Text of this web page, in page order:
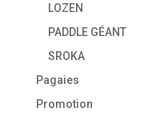
LOZEN
PADDLE GÉANT
SROKA
Pagaies
Promotion